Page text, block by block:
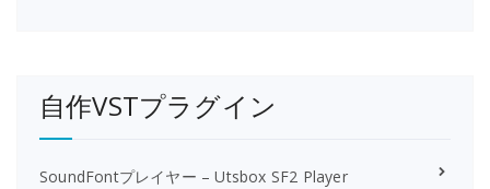
自作VSTプラグイン
SoundFontプレイヤー – Utsbox SF2 Player